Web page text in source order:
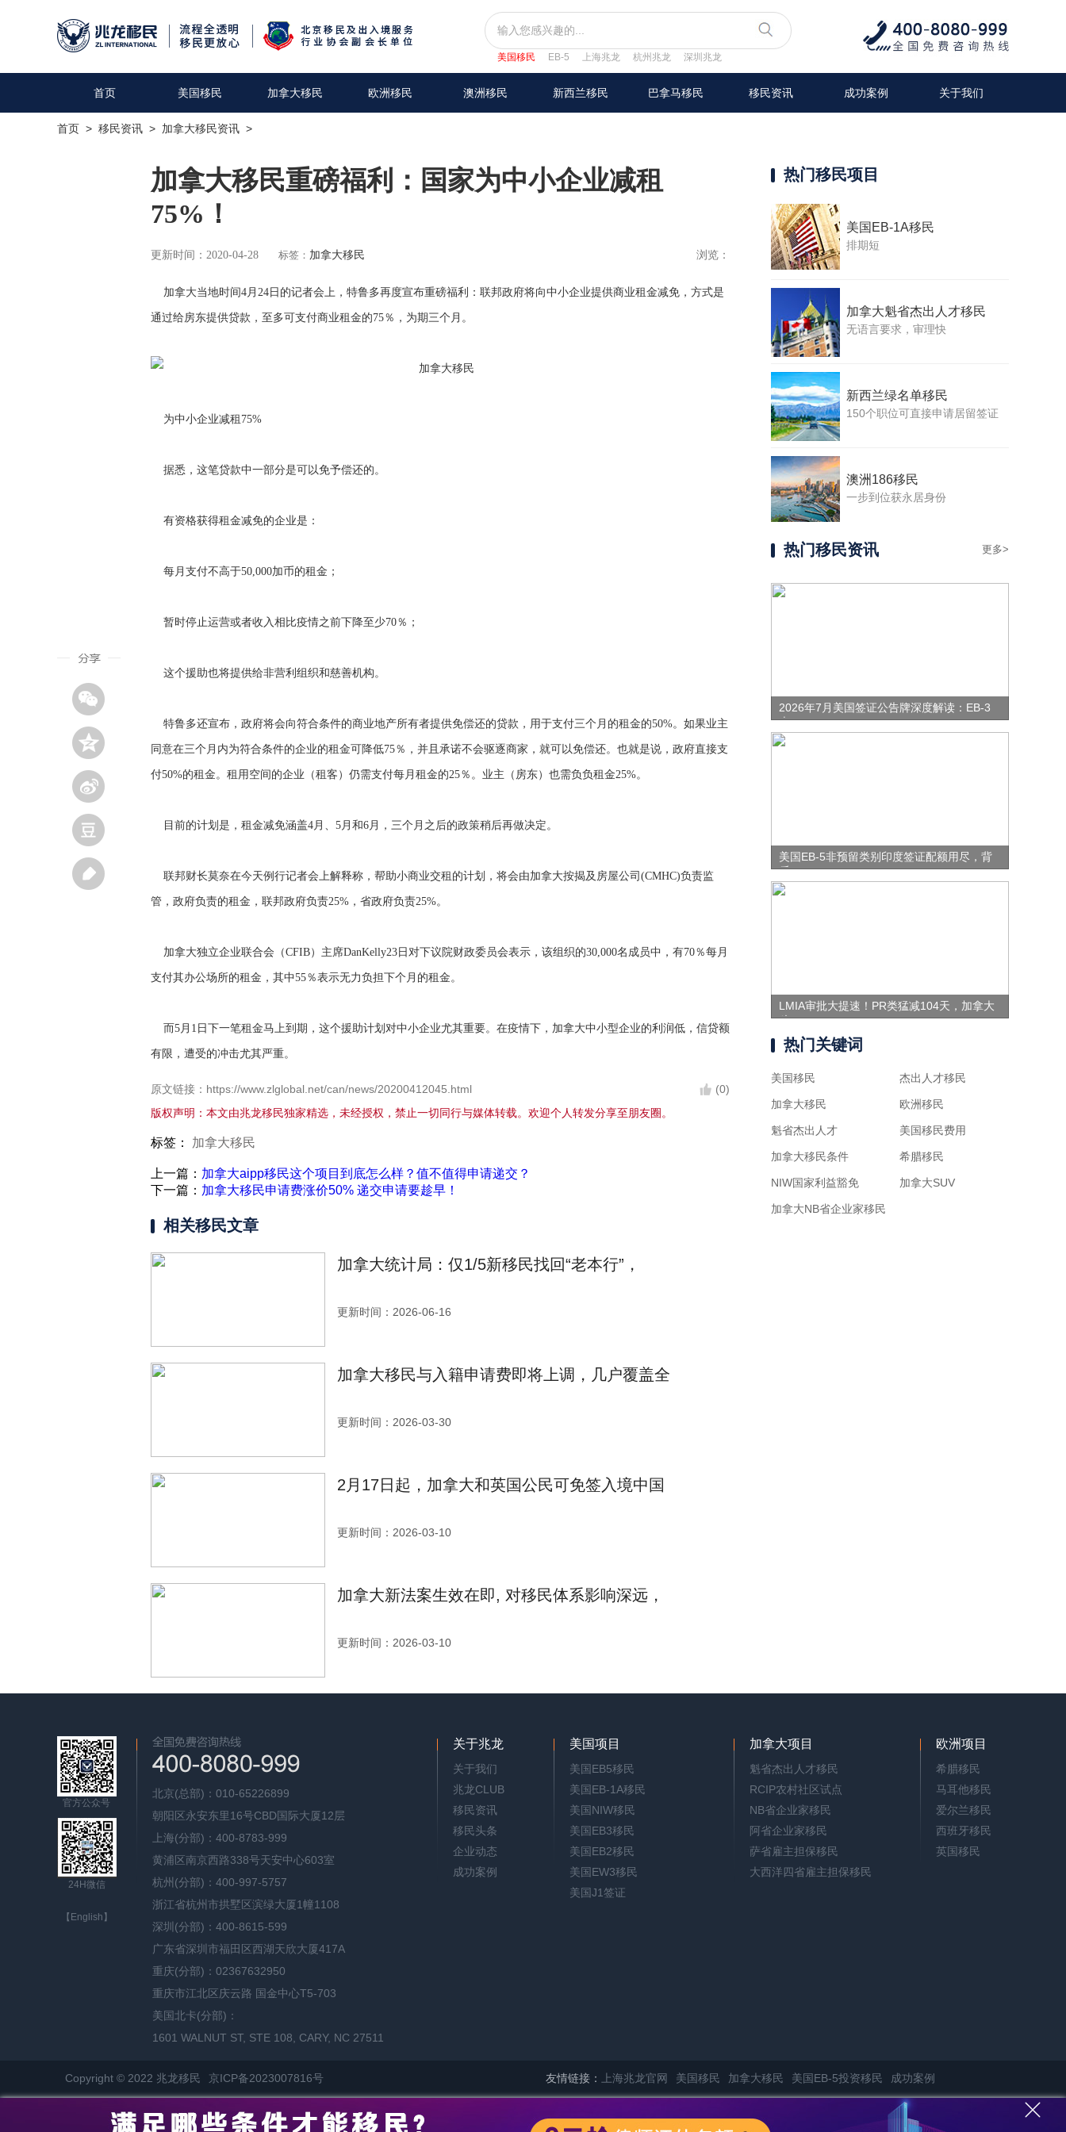
美国移民 EB-5 上海兆龙 杭州兆龙 深圳兆龙
首页 美国移民 加拿大移民 欧洲移民 澳洲移民 新西兰移民 巴拿马移民 移民资讯 成功案例 关于我们
首页 > 移民资讯 > 加拿大移民资讯 >
加拿大移民重磅福利：国家为中小企业减租
75%！
更新时间：2020-04-28 标签： 加拿大移民 浏览：
加拿大当地时间4月24日的记者会上，特鲁多再度宣布重磅福利：联邦政府将向中小企业提供商业租金减免，方式是
通过给房东提供贷款，至多可支付商业租金的75％，为期三个月。
为中小企业减租75%
据悉，这笔贷款中一部分是可以免予偿还的。
有资格获得租金减免的企业是：
每月支付不高于50,000加币的租金；
暂时停止运营或者收入相比疫情之前下降至少70％；
这个援助也将提供给非营利组织和慈善机构。
特鲁多还宣布，政府将会向符合条件的商业地产所有者提供免偿还的贷款，用于支付三个月的租金的50%。如果业主
同意在三个月内为符合条件的企业的租金可降低75％，并且承诺不会驱逐商家，就可以免偿还。也就是说，政府直接支
付50%的租金。租用空间的企业（租客）仍需支付每月租金的25％。业主（房东）也需负负租金25%。
目前的计划是，租金减免涵盖4月、5月和6月，三个月之后的政策稍后再做决定。
联邦财长莫奈在今天例行记者会上解释称，帮助小商业交租的计划，将会由加拿大按揭及房屋公司(CMHC)负责监
管，政府负责的租金，联邦政府负责25%，省政府负责25%。
加拿大独立企业联合会（CFIB）主席DanKelly23日对下议院财政委员会表示，该组织的30,000名成员中，有70％每月
支付其办公场所的租金，其中55％表示无力负担下个月的租金。
而5月1日下一笔租金马上到期，这个援助计划对中小企业尤其重要。在疫情下，加拿大中小型企业的利润低，信贷额
有限，遭受的冲击尤其严重。
原文链接：https://www.zlglobal.net/can/news/20200412045.html
(0)
版权声明：本文由兆龙移民独家精选，未经授权，禁止一切同行与媒体转载。欢迎个人转发分享至朋友圈。
标签： 加拿大移民
上一篇： 加拿大aipp移民这个项目到底怎么样？值不值得申请递交？
下一篇： 加拿大移民申请费涨价50% 递交申请要趁早！
相关移民文章
加拿大统计局：仅1/5新移民找回“老本行”，
更新时间：2026-06-16
加拿大移民与入籍申请费即将上调，几户覆盖全
更新时间：2026-03-30
2月17日起，加拿大和英国公民可免签入境中国
更新时间：2026-03-10
加拿大新法案生效在即, 对移民体系影响深远，
更新时间：2026-03-10
热门移民项目
美国EB-1A移民
排期短
加拿大魁省杰出人才移民
无语言要求，审理快
新西兰绿名单移民
150个职位可直接申请居留签证
澳洲186移民
一步到位获永居身份
热门移民资讯 更多>
2026年7月美国签证公告牌深度解读：EB-3
表
美国EB-5非预留类别印度签证配额用尽，背
后
LMIA审批大提速！PR类猛减104天，加拿大
移
热门关键词
美国移民
加拿大移民
魁省杰出人才
加拿大移民条件
NIW国家利益豁免
加拿大NB省企业家移民
杰出人才移民
欧洲移民
美国移民费用
希腊移民
加拿大SUV
官方公众号
24H微信
【English】
北京(总部)：010-65226899
朝阳区永安东里16号CBD国际大厦12层
上海(分部)：400-8783-999
黄浦区南京西路338号天安中心603室
杭州(分部)：400-997-5757
浙江省杭州市拱墅区滨绿大厦1幢1108
深圳(分部)：400-8615-599
广东省深圳市福田区西湖天欣大厦417A
重庆(分部)：02367632950
重庆市江北区庆云路 国金中心T5-703
美国北卡(分部)：
1601 WALNUT ST, STE 108, CARY, NC 27511
关于兆龙
关于我们
兆龙CLUB
移民资讯
移民头条
企业动态
成功案例
美国项目
美国EB5移民
美国EB-1A移民
美国NIW移民
美国EB3移民
美国EB2移民
美国EW3移民
美国J1签证
加拿大项目
魁省杰出人才移民
RCIP农村社区试点
NB省企业家移民
阿省企业家移民
萨省雇主担保移民
大西洋四省雇主担保移民
欧洲项目
希腊移民
马耳他移民
爱尔兰移民
西班牙移民
英国移民
Copyright © 2022 兆龙移民 京ICP备2023007816号 友情链接： 上海兆龙官网 美国移民 加拿大移民 美国EB-5投资移民 成功案例
网站地图